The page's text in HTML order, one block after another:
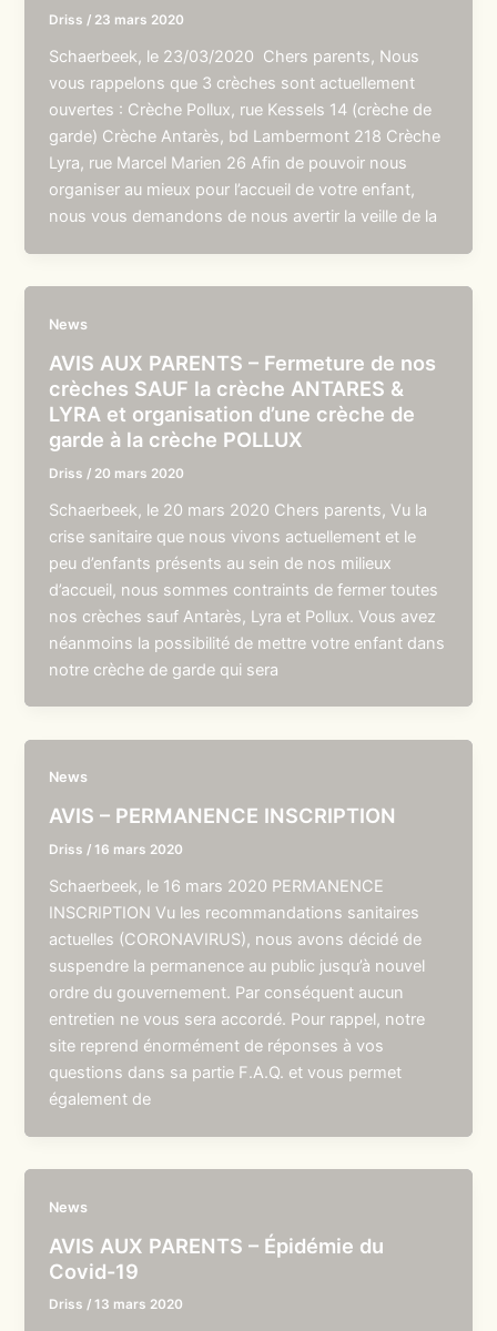
Driss / 23 mars 2020
Schaerbeek, le 23/03/2020 Chers parents, Nous
vous rappelons que 3 crèches sont actuellement
ouvertes : Crèche Pollux, rue Kessels 14 (crèche de
garde) Crèche Antarès, bd Lambermont 218 Crèche
Lyra, rue Marcel Marien 26 Afin de pouvoir nous
organiser au mieux pour l’accueil de votre enfant,
nous vous demandons de nous avertir la veille de la
News
AVIS AUX PARENTS – Fermeture de nos
crèches SAUF la crèche ANTARES &
LYRA et organisation d’une crèche de
garde à la crèche POLLUX
Driss / 20 mars 2020
Schaerbeek, le 20 mars 2020 Chers parents, Vu la
crise sanitaire que nous vivons actuellement et le
peu d’enfants présents au sein de nos milieux
d’accueil, nous sommes contraints de fermer toutes
nos crèches sauf Antarès, Lyra et Pollux. Vous avez
néanmoins la possibilité de mettre votre enfant dans
notre crèche de garde qui sera
News
AVIS – PERMANENCE INSCRIPTION
Driss /16 mars 2020
Schaerbeek, le 16 mars 2020 PERMANENCE
INSCRIPTION Vu les recommandations sanitaires
actuelles (CORONAVIRUS), nous avons décidé de
suspendre la permanence au public jusqu’à nouvel
ordre du gouvernement. Par conséquent aucun
entretien ne vous sera accordé. Pour rappel, notre
site reprend énormément de réponses à vos
questions dans sa partie F.A.Q. et vous permet
également de
News
AVIS AUX PARENTS – Épidémie du
Covid-19
Driss /13 mars 2020